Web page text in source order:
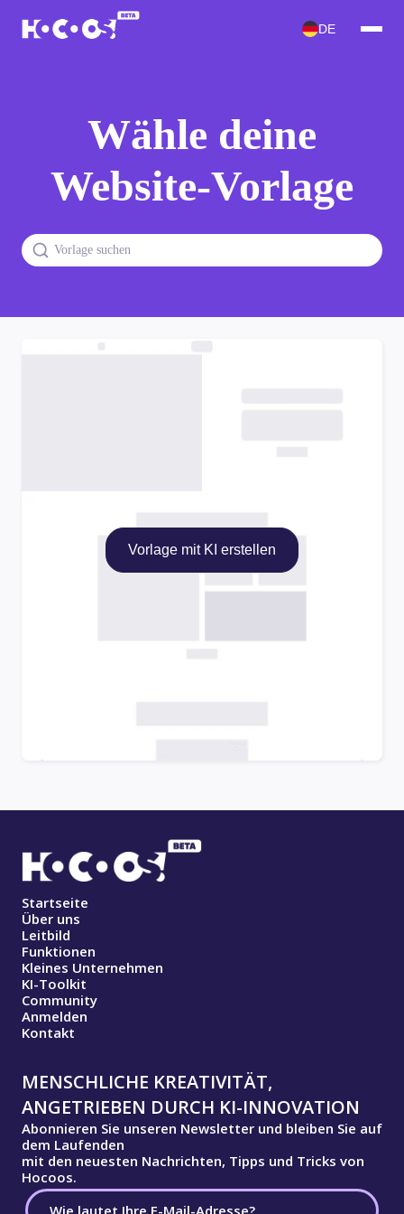
DE
Wähle deine
Website-Vorlage
Vorlage mit KI erstellen
Startseite
Über uns
Leitbild
Funktionen
Kleines Unternehmen
KI-Toolkit
Community
Anmelden
Kontakt
MENSCHLICHE KREATIVITÄT,
ANGETRIEBEN DURCH KI-INNOVATION
Abonnieren Sie unseren Newsletter und bleiben Sie auf
dem Laufenden
mit den neuesten Nachrichten, Tipps und Tricks von
Hocoos.